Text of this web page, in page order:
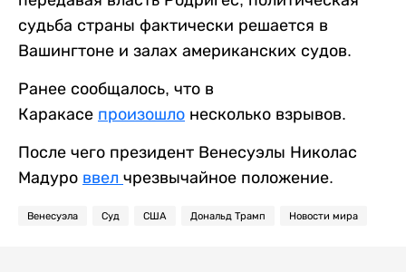
судьба страны фактически решается в
Вашингтоне и залах американских судов.
Ранее сообщалось, что в
Каракасе произошло несколько взрывов.
После чего президент Венесуэлы Николас
Мадуро ввел чрезвычайное положение.
Венесуэла Суд США Дональд Трамп Новости мира